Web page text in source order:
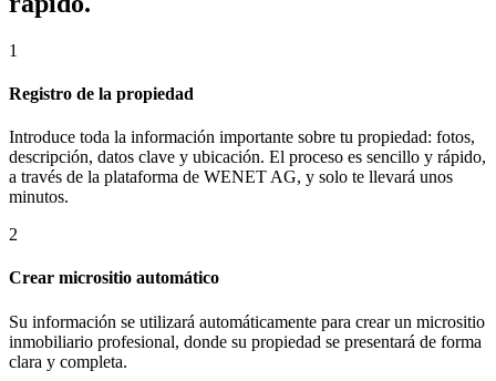
1
Registro de la propiedad
Introduce toda la información importante sobre tu propiedad: fotos,
descripción, datos clave y ubicación. El proceso es sencillo y rápido,
a través de la plataforma de WENET AG, y solo te llevará unos
minutos.
2
Crear micrositio automático
Su información se utilizará automáticamente para crear un micrositio
inmobiliario profesional, donde su propiedad se presentará de forma
clara y completa.